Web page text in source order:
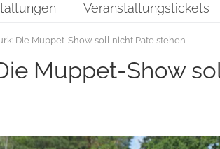
Veranstaltungstickets
Die Muppet-Show soll nicht Pate stehen
Muppet-Show